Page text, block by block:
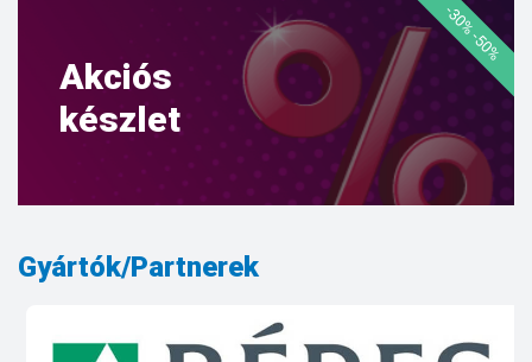
Akciós
készlet
-30% -50%
Gyártók/Partnerek